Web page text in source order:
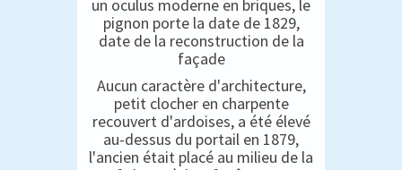
un oculus moderne en briques, le
pignon porte la date de 1829,
date de la reconstruction de la
façade
Aucun caractère d'architecture,
petit clocher en charpente
recouvert d'ardoises, a été élevé
au-dessus du portail en 1879,
l'ancien était placé au milieu de la